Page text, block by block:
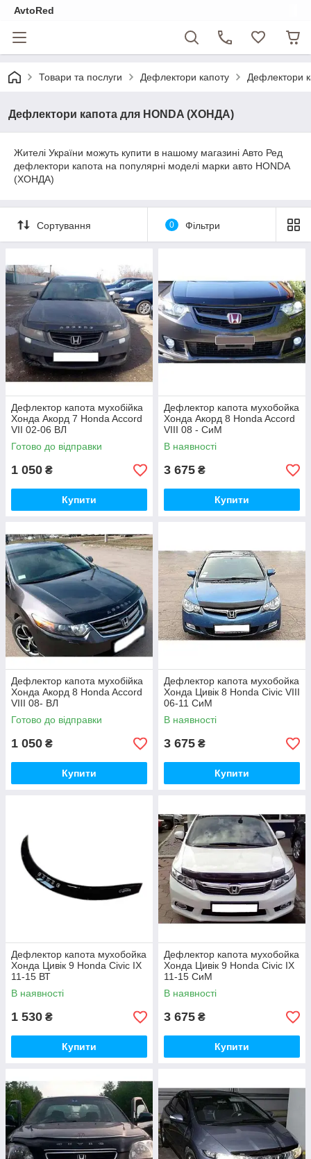
AvtoRed
Товари та послуги Дефлектори капоту Дефлектори
Дефлектори капота для HONDA (ХОНДА)
Жителі України можуть купити в нашому магазині Авто Ред
дефлектори капота на популярні моделі марки авто HONDA
(ХОНДА)
Сортування 0 Фільтри
Дефлектор капота мухобійка
Хонда Акорд 7 Honda Accord
VII 02-06 ВЛ
Готово до відправки
1 050 ₴
Купити
Дефлектор капота мухобойка
Хонда Акорд 8 Honda Accord
VIII 08 - СиМ
В наявності
3 675 ₴
Купити
Дефлектор капота мухобійка
Хонда Акорд 8 Honda Accord
VIII 08- ВЛ
Готово до відправки
1 050 ₴
Купити
Дефлектор капота мухобойка
Хонда Цивік 8 Honda Civic VIII
06-11 СиМ
В наявності
3 675 ₴
Купити
Дефлектор капота мухобойка
Хонда Цивік 9 Honda Civic IX
11-15 ВТ
В наявності
1 530 ₴
Купити
Дефлектор капота мухобойка
Хонда Цивік 9 Honda Civic IX
11-15 СиМ
В наявності
3 675 ₴
Купити